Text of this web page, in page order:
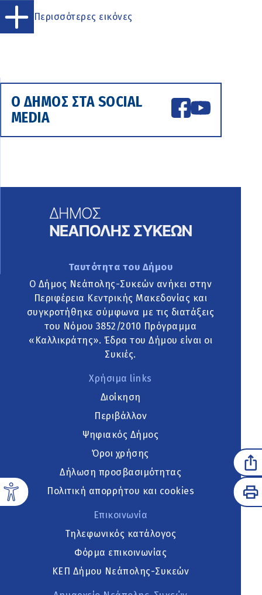
Περισσότερες εικόνες
Ο ΔΗΜΟΣ ΣΤΑ SOCIAL
MEDIA
Ταυτότητα του Δήμου
Ο Δήμος Νεάπολης-Συκεών ανήκει στην
Περιφέρεια Κεντρικής Μακεδονίας και
συγκροτήθηκε σύμφωνα με τις διατάξεις
του Νόμου 3852/2010 Πρόγραμμα
«Καλλικράτης». Έδρα του Δήμου είναι οι
Συκιές.
Χρήσιμα links
Διοίκηση
Περιβάλλον
Ψηφιακός Δήμος
Όροι χρήσης
Δήλωση προσβασιμότητας
Πολιτική απορρήτου και cookies
Επικοινωνία
Τηλεφωνικός κατάλογος
Φόρμα επικοινωνίας
ΚΕΠ Δήμου Νεάπολης-Συκεών